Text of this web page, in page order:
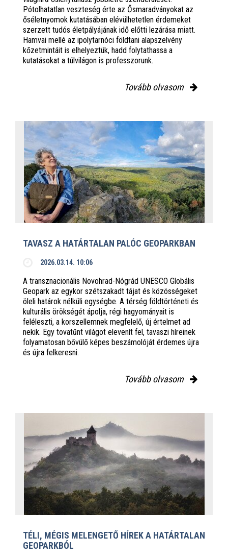
Pótolhatatlan veszteség érte az Ősmaradványokat az
őséletnyomok kutatásában elévülhetetlen érdemeket
szerzett tudós életpályájának idő előtti lezárása miatt.
Hamvai mellé az ipolytarnóci földtani alapszelvény
kőzetmintáit is elhelyeztük, hadd folytathassa a
kutatásokat a túlvilágon is professzorunk.
Tovább olvasom
TAVASZ A HATÁRTALAN PALÓC GEOPARKBAN
2026.03.14. 10:06
A transznacionális Novohrad-Nógrád UNESCO Globális
Geopark az egykor szétszakadt tájat és közösségeket
öleli határok nélküli egységbe. A térség földtörténeti és
kulturális örökségét ápolja, régi hagyományait is
feléleszti, a korszellemnek megfelelő, új értelmet ad
nekik. Egy tovatűnt világot elevenít fel, tavaszi híreinek
folyamatosan bővülő képes beszámolóját érdemes újra
és újra felkeresni.
Tovább olvasom
TÉLI, MÉGIS MELENGETŐ HÍREK A HATÁRTALAN
GEOPARKBÓL